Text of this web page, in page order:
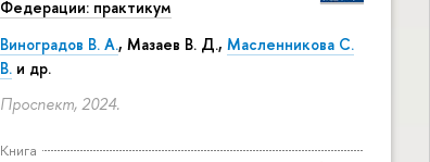
Федерации: практикум
Виноградов В. А., Мазаев В. Д., Масленникова С.
В. и др.
Проспект, 2024.
Книга